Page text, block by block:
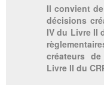
Il convient
décisions
IV du Livre II
créateurs
Livre II du